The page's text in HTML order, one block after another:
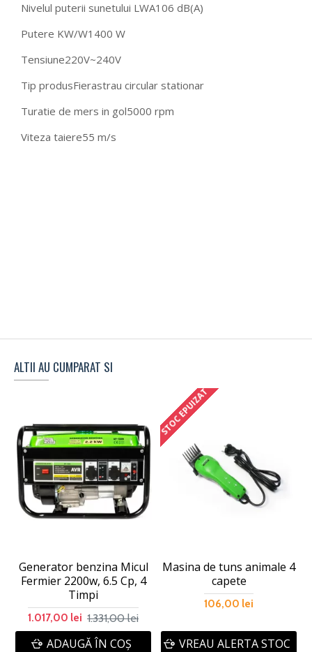
Nivelul puterii sunetului LWA106 dB(A)
Putere KW/W1400 W
Tensiune220V~240V
Tip produsFierastrau circular stationar
Turatie de mers in gol5000 rpm
Viteza taiere55 m/s
ALTII AU CUMPARAT SI
Generator benzina Micul
Fermier 2200w, 6.5 Cp, 4
Timpi
1.017,00 lei 1.331,00 lei
ADAUGĂ ÎN COŞ
STOC EPUIZAT
Masina de tuns animale 4
capete
106,00 lei
VREAU ALERTA STOC